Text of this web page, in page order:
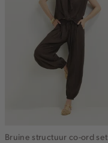
Bruine structuur co-ord set